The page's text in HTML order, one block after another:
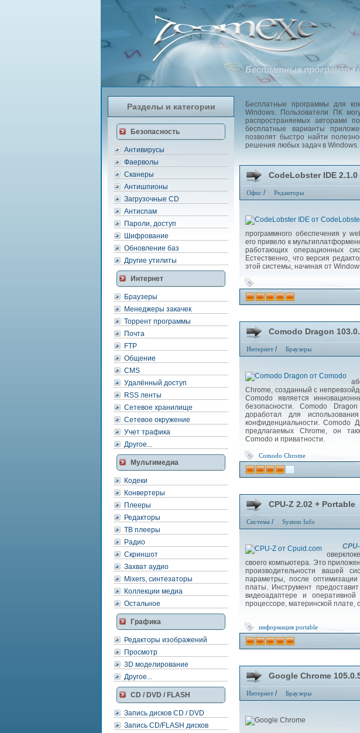
Разделы и категории
Безопасность
Антивирусы
Фаерволы
Сканеры
Антишпионы
Загрузочные CD
Антиспам
Пароли, доступ
Шифрование
Обновление баз
Другие утилиты
Интернет
Браузеры
Менеджеры закачек
Торрент программы
Почта
FTP
Общение
CMS
Удалённый доступ
RSS ленты
Сетевое хранилище
Сетевое окружение
Учет трафика
Другое...
Мультимедиа
Кодеки
Конвертеры
Плееры
Редакторы
ТВ плееры
Радио
Скриншот
Захват аудио
Mixers, синтезаторы
Коллекции медиа
Остальное
Графика
Редакторы изображений
Просмотр
3D моделирование
Другое...
CD / DVD / FLASH
Запись дисков CD / DVD
Запись CD/FLASH дисков
Бесплатные программы
Бесплатные программы для
Windows. Пользователи ПК
распространяемых авторами
бесплатные варианты
позволят быстро найти
решения любых задач в Windows.
CodeLobster IDE 2.1.0
Офис / Редакторы
программного обеспечения у
его привело к
работающих операционных
Естественно, что версия
этой системы, начиная от
Comodo Dragon
Интернет / Браузеры
Chrome, созданный с
Comodo является
безопасности. Comodo
доработал для
конфиденциальности. Comodo
предлагаемых Chrome, он
Comodo и приватности.
Comodo Chrome
CPU-Z 2.02 + Portable
Система / System Info
своего компьютера. Это
производительности вашей
параметры, после
платы. Инструмент
видеоадаптере и
процессоре, материнской плате,
информация portable
Google Chrome
Интернет / Браузеры